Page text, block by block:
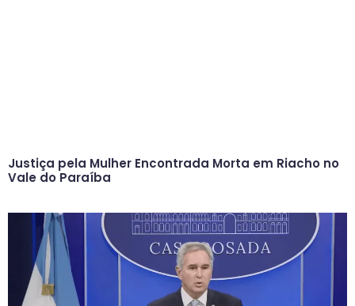
Justiça pela Mulher Encontrada Morta em Riacho no
Vale do Paraíba